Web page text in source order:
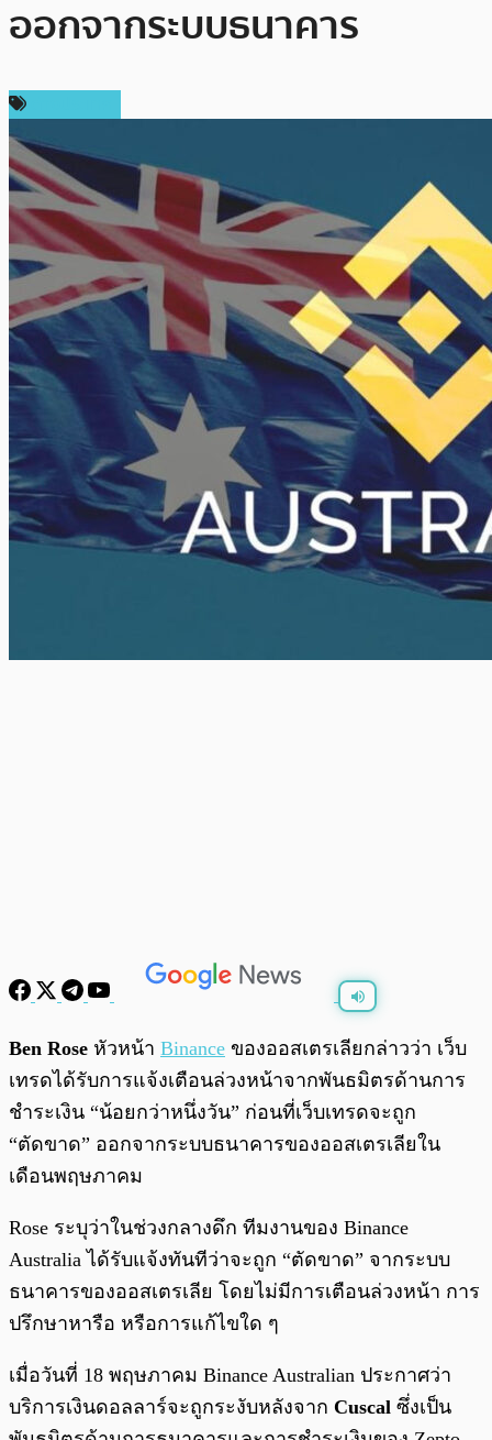
ออกจากระบบธนาคาร
พร้อมเล่น 0:00 0:00
Ben Rose หัวหน้า Binance ของออสเตรเลียกล่าวว่า เว็บ
เทรดได้รับการแจ้งเตือนล่วงหน้าจากพันธมิตรด้านการ
ชำระเงิน “น้อยกว่าหนึ่งวัน” ก่อนที่เว็บเทรดจะถูก
“ตัดขาด” ออกจากระบบธนาคารของออสเตรเลียใน
เดือนพฤษภาคม
Rose ระบุว่าในช่วงกลางดึก ทีมงานของ Binance
Australia ได้รับแจ้งทันทีว่าจะถูก “ตัดขาด” จากระบบ
ธนาคารของออสเตรเลีย โดยไม่มีการเตือนล่วงหน้า การ
ปรึกษาหารือ หรือการแก้ไขใด ๆ
เมื่อวันที่ 18 พฤษภาคม Binance Australian ประกาศว่า
บริการเงินดอลลาร์จะถูกระงับหลังจาก Cuscal ซึ่งเป็น